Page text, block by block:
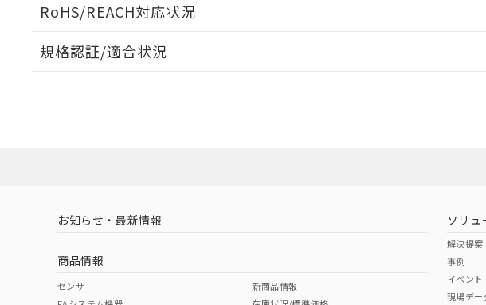
RoHS/REACH対応状況
EU RoHS 注意事項・凡例
ダウンロードはこち
中国 RoHS 注意事項・凡例
中国 RoHS表
規格認証/適合状況
（イギリス
（ノルウェー
（日本
お知らせ・最新情報
商品情報
センサ
新商品情報
ソリュ
解決提案
事例
イベント
現場デー